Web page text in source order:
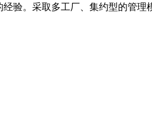
验。采取多工厂、集约型的管